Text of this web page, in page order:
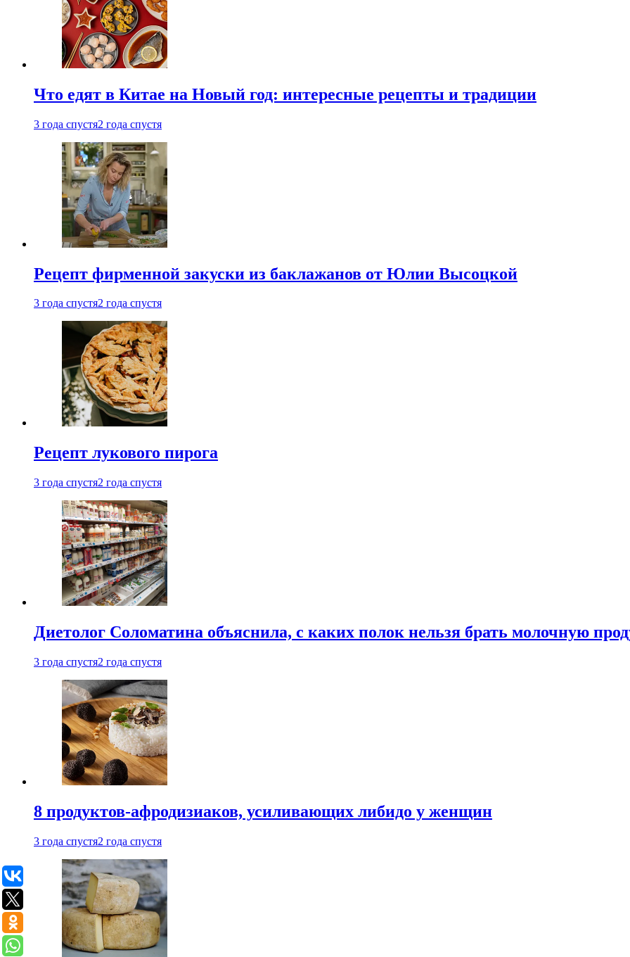
Что едят в Китае на Новый год: интересные рецепты и традиции
3 года спустя2 года спустя
Рецепт фирменной закуски из баклажанов от Юлии Высоцкой
3 года спустя2 года спустя
Рецепт лукового пирога
3 года спустя2 года спустя
Диетолог Соломатина объяснила, с каких полок нельзя брать молочную
3 года спустя2 года спустя
8 продуктов-афродизиаков, усиливающих либидо у женщин
3 года спустя2 года спустя